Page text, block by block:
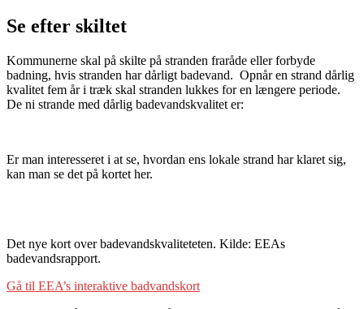
Se efter skiltet
Kommunerne skal på skilte på stranden fraråde eller forbyde
badning, hvis stranden har dårligt badevand. Opnår en strand dårlig
kvalitet fem år i træk skal stranden lukkes for en længere periode.
De ni strande med dårlig badevandskvalitet er:
Er man interesseret i at se, hvordan ens lokale strand har klaret sig,
kan man se det på kortet her.
Det nye kort over badevandskvaliteteten. Kilde: EEAs
badevandsrapport.
Gå til EEA’s interaktive badvandskort